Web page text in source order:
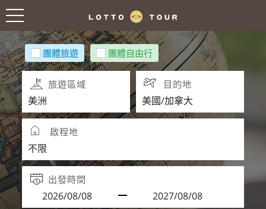
團體旅遊 團體自由行
旅遊區域 目的地
啟程地
出發時間